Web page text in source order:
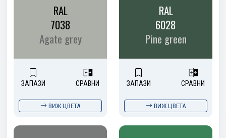
RAL
7038
Agate grey
ЗАПАЗИ СРАВНИ
ВИЖ ЦВЕТА
RAL
6028
Pine green
ЗАПАЗИ СРАВНИ
ВИЖ ЦВЕТА